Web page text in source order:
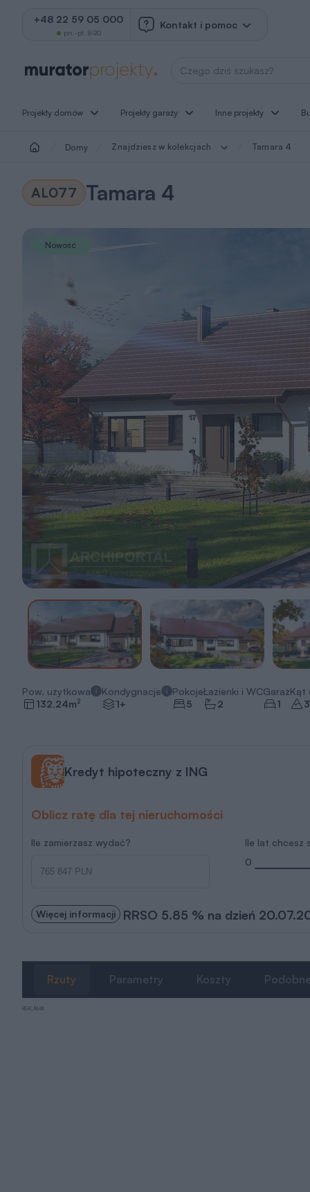
+48 22 59 05 000
pn.-pt. 8-20
Kontakt i pomoc
Wyszukaj projekt
Projekty domów Projekty garaży Inne projekty
Domy Znajdziesz w kolekcjach Tamara 4
AL077 Tamara 4
Nowość
Pow. użytkowa
132,24m2
Kondygnacje
1+
Pokoje
5
Łazienki i WC
2
Garaż
1
Kąt
Kredyt hipoteczny z ING
Oblicz ratę dla tej nieruchomości
Ile zamierzasz wydać?
Ile lat chcesz
0
Więcej informacji RRSO 5.85 % na dzień
Rzuty Parametry Koszty Podobne
REKLAMA